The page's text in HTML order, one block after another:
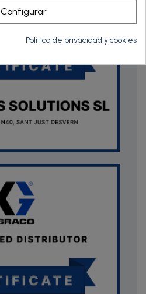
Configurar
Política de privacidad y cookies